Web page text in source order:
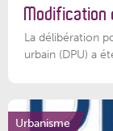
Modification
La délibération
urbain (DPU) a
Urbanisme